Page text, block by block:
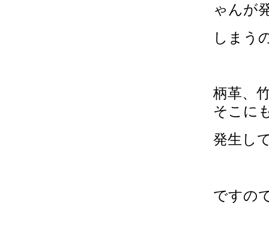
ゃんが
しまう
柄革、
そこに
発生し
ですの